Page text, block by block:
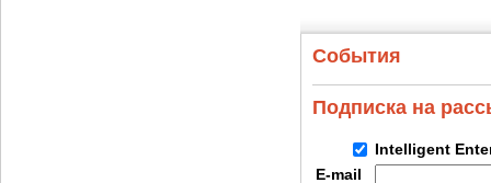
События
Подписка на
Intelligent
E-mail